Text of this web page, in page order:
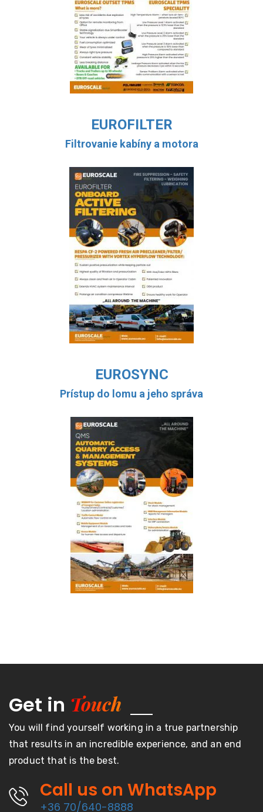
EUROFILTER
Filtrovanie kabíny a motora
EUROSYNC
Prístup do lomu a jeho správa
Get in Touch
You will find yourself working in a true partnership
that results in an incredible experience, and an end
product that is the best.
Call us on WhatsApp
+36 70/640-8888